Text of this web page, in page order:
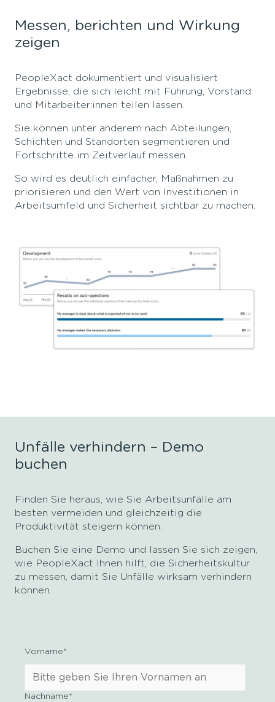
Messen, berichten und Wirkung
zeigen
PeopleXact dokumentiert und visualisiert
Ergebnisse, die sich leicht mit Führung, Vorstand
und Mitarbeiter:innen teilen lassen.
Sie können unter anderem nach Abteilungen,
Schichten und Standorten segmentieren und
Fortschritte im Zeitverlauf messen.
So wird es deutlich einfacher, Maßnahmen zu
priorisieren und den Wert von Investitionen in
Arbeitsumfeld und Sicherheit sichtbar zu machen.
Unfälle verhindern – Demo
buchen
Finden Sie heraus, wie Sie Arbeitsunfälle am
besten vermeiden und gleichzeitig die
Produktivität steigern können.
Buchen Sie eine Demo und lassen Sie sich zeigen,
wie PeopleXact Ihnen hilft, die Sicherheitskultur
zu messen, damit Sie Unfälle wirksam verhindern
können.
Vorname*
Nachname*